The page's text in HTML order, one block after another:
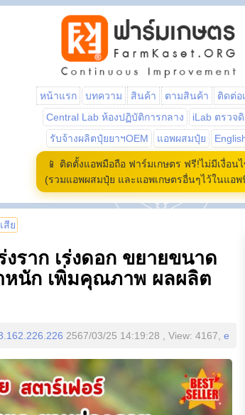
หน้าแรก บทความ สินค้า ตามสินค้า
ติดต่อ
Central Lab ห้องปฏิบัติการกลาง
iLab ตรวจ
รับจ้างผลิตปุ๋ยยาฯOEM
แอพผสมปุ๋ย
📱 ติดตั้งแอพมือถือ ฟาร์มเกษตร ฟรี!ไม่มีเงื่อน
(รวมแอพผสมปุ๋ย และแอพเกษตรอื่นๆไว้ในแอพ
สีย
งราก เร่งดอก ขยายขนาด
หนัก เพิ่มคุณภาพ ผลผลิต
2567/03/25 14:19:28 , View: 4167, e